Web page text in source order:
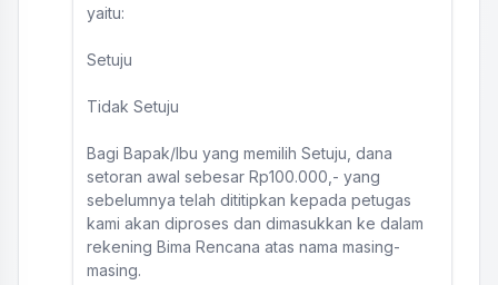
yaitu:
Setuju
Tidak Setuju
Bagi Bapak/Ibu yang memilih Setuju, dana
setoran awal sebesar Rp100.000,- yang
sebelumnya telah dititipkan kepada petugas
kami akan diproses dan dimasukkan ke dalam
rekening Bima Rencana atas nama masing-
masing.